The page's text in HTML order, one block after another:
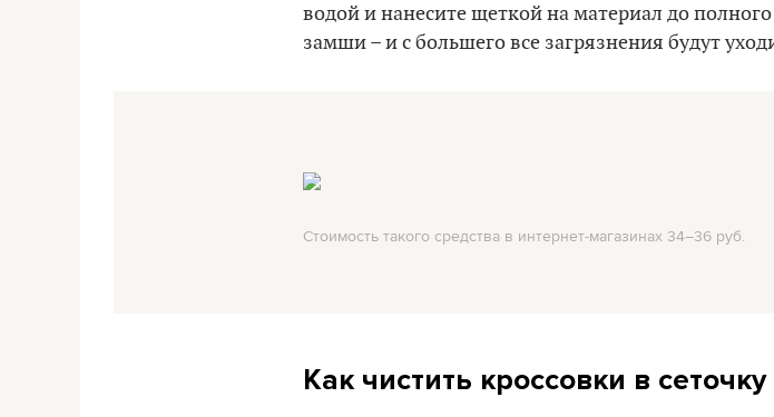
водой и нанесите щеткой на материал до
замши – и с большего все загрязнения будут
Стоимость такого средства в интернет-магазинах 34–36 руб.
Как чистить кроссовки в